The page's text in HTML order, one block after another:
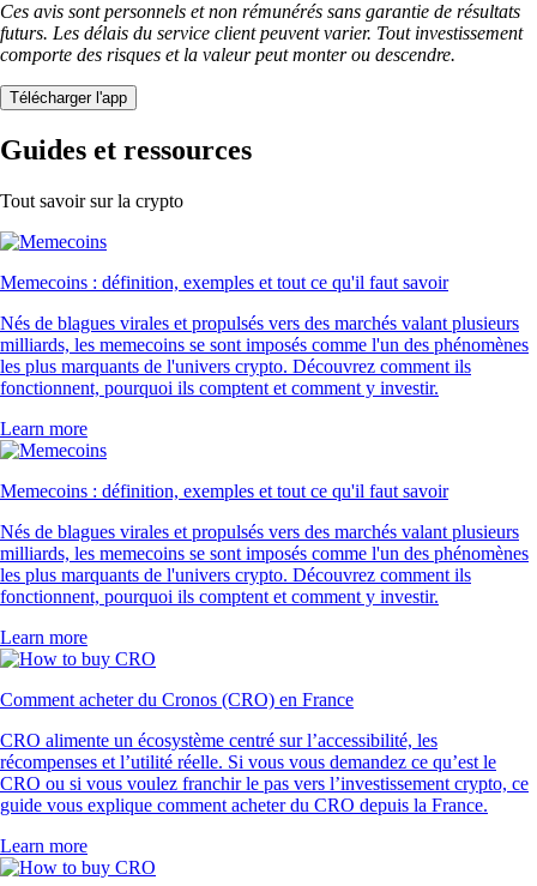
Ces avis sont personnels et non rémunérés sans garantie de résultats
futurs. Les délais du service client peuvent varier. Tout investissement
comporte des risques et la valeur peut monter ou descendre.
Télécharger l'app
Guides et ressources
Tout savoir sur la crypto
Memecoins : définition, exemples et tout ce qu'il faut savoir
Nés de blagues virales et propulsés vers des marchés valant plusieurs
milliards, les memecoins se sont imposés comme l'un des phénomènes
les plus marquants de l'univers crypto. Découvrez comment ils
fonctionnent, pourquoi ils comptent et comment y investir.
Learn more
Memecoins : définition, exemples et tout ce qu'il faut savoir
Nés de blagues virales et propulsés vers des marchés valant plusieurs
milliards, les memecoins se sont imposés comme l'un des phénomènes
les plus marquants de l'univers crypto. Découvrez comment ils
fonctionnent, pourquoi ils comptent et comment y investir.
Learn more
Comment acheter du Cronos (CRO) en France
CRO alimente un écosystème centré sur l’accessibilité, les
récompenses et l’utilité réelle. Si vous vous demandez ce qu’est le
CRO ou si vous voulez franchir le pas vers l’investissement crypto, ce
guide vous explique comment acheter du CRO depuis la France.
Learn more